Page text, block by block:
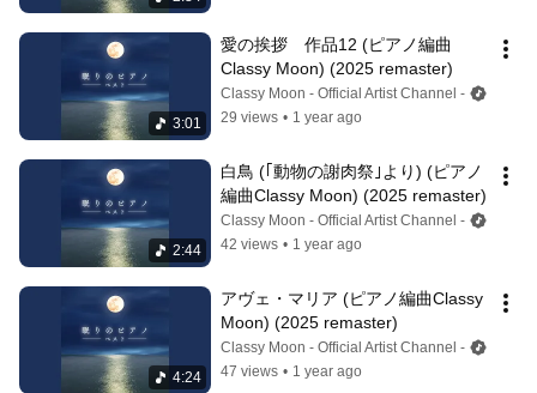
3:01
愛の挨拶　作品12 (ピアノ編曲
Classy Moon) (2025 remaster)
Classy Moon - Official Artist Channel -
29 views • 1 year ago
2:44
白鳥 (｢動物の謝肉祭｣より) (ピアノ
編曲Classy Moon) (2025 remaster)
Classy Moon - Official Artist Channel -
42 views • 1 year ago
4:24
アヴェ・マリア (ピアノ編曲Classy
Moon) (2025 remaster)
Classy Moon - Official Artist Channel -
47 views • 1 year ago